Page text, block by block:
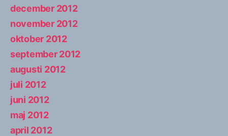
december 2012
november 2012
oktober 2012
september 2012
augusti 2012
juli 2012
juni 2012
maj 2012
april 2012